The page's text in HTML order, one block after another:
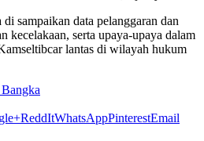
sampaikan data pelanggaran dan
kecelakaan, serta upaya-upaya dalam
lantas di wilayah hukum
ReddItWhatsAppPinterestEmail